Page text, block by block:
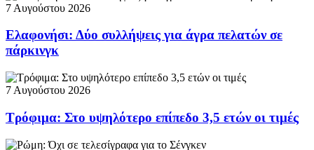
7 Αυγούστου 2026
Ελαφονήσι: Δύο συλλήψεις για άγρα πελατών σε
πάρκινγκ
7 Αυγούστου 2026
Τρόφιμα: Στο υψηλότερο επίπεδο 3,5 ετών οι τιμές